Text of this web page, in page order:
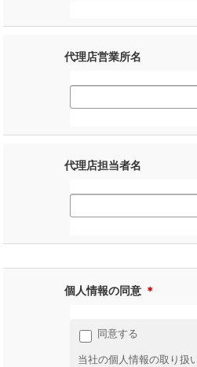
代理店営業所名
代理店担当者名
個人情報の同意 ＊
同意する
当社の個人情報の取り扱